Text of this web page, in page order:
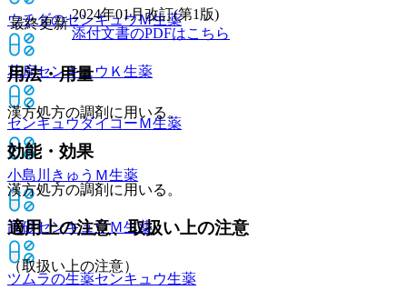
ウチダのセンキュウＭ生薬
花扇センキュウＫ 生薬
センキュウダイコーＭ生薬
小島川きゅうＭ生薬
高砂センキュウＭ生薬
ツムラの生薬センキュウ生薬
最終更新
2024年01月改訂(第1版)
添付文書のPDFはこちら
用法・用量
漢方処方の調剤に用いる。
効能・効果
漢方処方の調剤に用いる。
適用上の注意、取扱い上の注意
（取扱い上の注意）